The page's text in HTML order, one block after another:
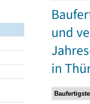
und
in